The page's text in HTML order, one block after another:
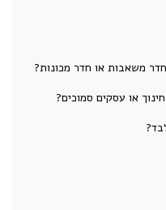
משאבות או חדר מכונות?
או עסקים סמוכים?